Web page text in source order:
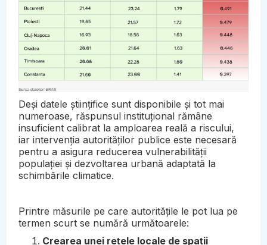
Deși datele științifice sunt disponibile și tot mai
numeroase, răspunsul instituțional rămâne
insuficient calibrat la amploarea reală a riscului,
iar intervenția autorităților publice este necesară
pentru a asigura reducerea vulnerabilității
populației și dezvoltarea urbană adaptată la
schimbările climatice.
Printre măsurile pe care autoritățile le pot lua pe
termen scurt se numără următoarele:
Crearea unei rețele locale de spații